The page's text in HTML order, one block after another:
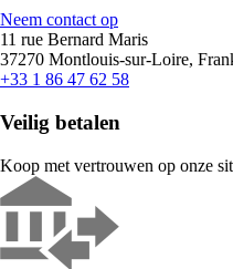
Neem contact op
11 rue Bernard Maris
37270 Montlouis-sur-Loire,
+33 1 86 47 62 58
Veilig betalen
Koop met vertrouwen op onze